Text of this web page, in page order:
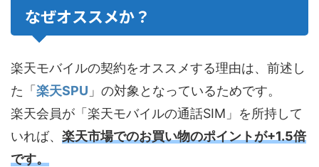
なぜオススメか？
楽天モバイルの契約をオススメする理由は、前述し
た「楽天SPU 」の対象となっているためです。
楽天会員が「楽天モバイルの通話SIM」を所持して
いれば、 楽天市場でのお買い物のポイントが+1.5倍
です。